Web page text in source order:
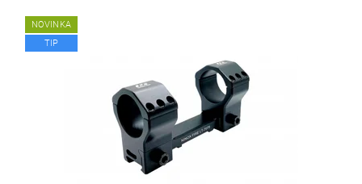
NOVINKA
TIP